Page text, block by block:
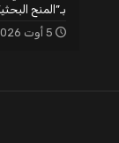
بـ”المنح البحثية
5 أوت 2026